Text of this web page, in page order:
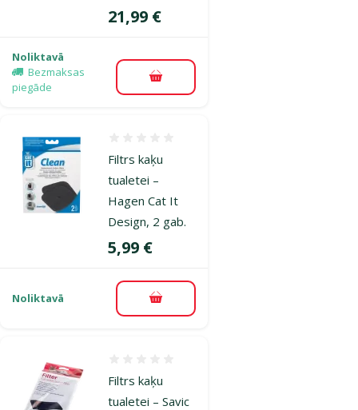
Cena
21,99 €
Noliktavā
Bezmaksas
piegāde
Pievienot grozam
Filtrs kaķu
tualetei –
Hagen Cat It
Design, 2 gab.
Cena
5,99 €
Noliktavā Pievienot grozam
Filtrs kaķu
tualetei – Savic